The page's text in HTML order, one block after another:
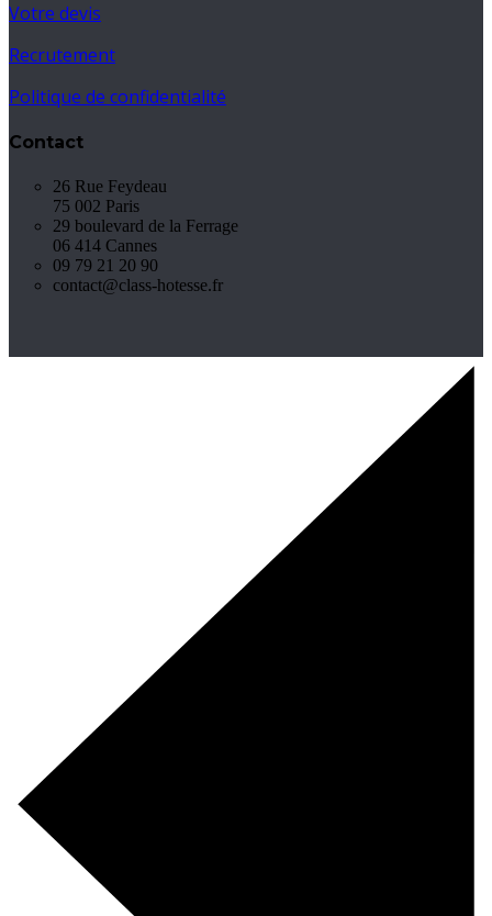
Votre devis
Recrutement
Politique de confidentialité
Contact
26 Rue Feydeau
75 002 Paris
29 boulevard de la Ferrage
06 414 Cannes
09 79 21 20 90
contact@class-hotesse.fr